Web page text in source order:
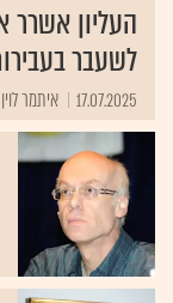
העליון
לשעבר
17.07.2025 איתמר לוין